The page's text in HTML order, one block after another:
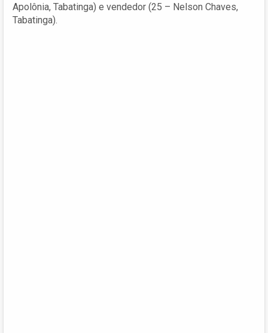
Apolônia, Tabatinga) e vendedor (25 – Nelson Chaves,
Tabatinga).